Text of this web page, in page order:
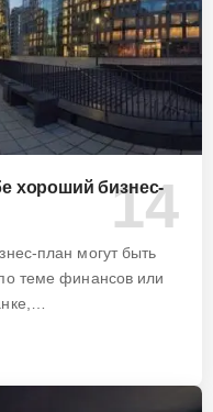
хороший бизнес-
план могут быть
теме финансов или